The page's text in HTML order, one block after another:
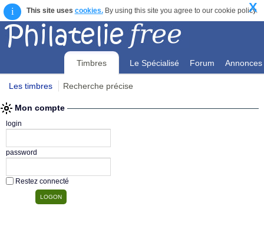
i This site uses cookies.By using this site you agree to our cookie policy.
X
Timbres Le Spécialisé Forum Annonces
Les timbres Recherche précise
Mon compte
login
password
Restez connecté